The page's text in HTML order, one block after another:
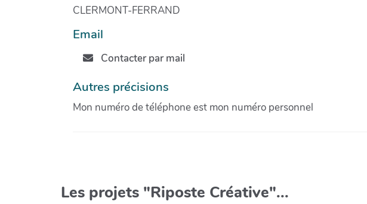
CLERMONT-FERRAND
Email
Contacter par mail
Autres précisions
Mon numéro de téléphone est mon numéro personnel
Les projets "Riposte Créative"...